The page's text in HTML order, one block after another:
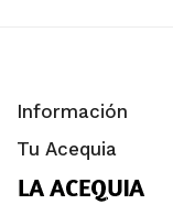
Información
Tu Acequia